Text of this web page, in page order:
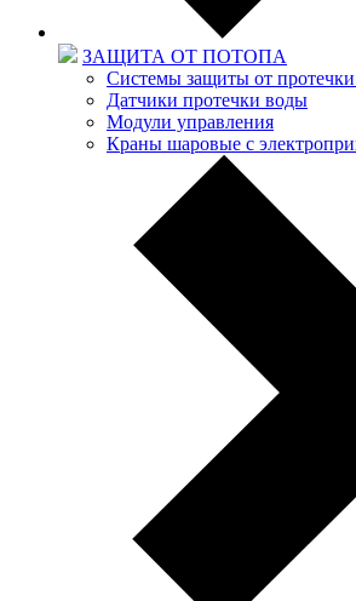
ЗАЩИТА ОТ ПОТОПА
Системы защиты от
Датчики протечки воды
Модули управления
Краны шаровые с